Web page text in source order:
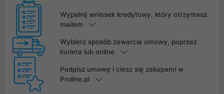
Wypełnij wniosek kredytowy, który otrzymasz
mailem
Wybierz sposób zawarcia umowy, poprzez
kuriera lub online
Podpisz umowę i ciesz się zakupami w
Proline.pl